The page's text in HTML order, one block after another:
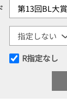
R指定なし